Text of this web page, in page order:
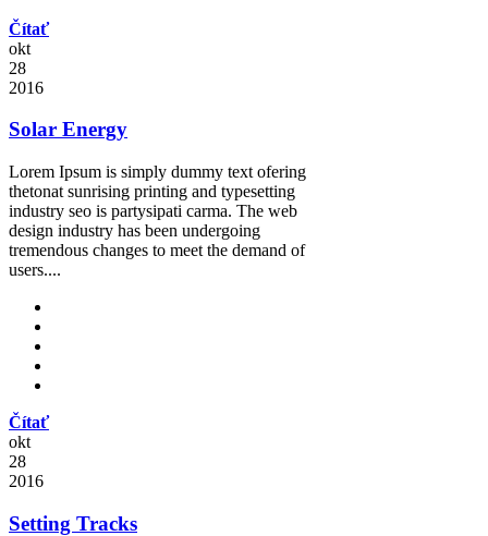
Čítať
okt
28
2016
Solar Energy
Lorem Ipsum is simply dummy text ofering
thetonat sunrising printing and typesetting
industry seo is partysipati carma. The web
design industry has been undergoing
tremendous changes to meet the demand of
users....
Čítať
okt
28
2016
Setting Tracks